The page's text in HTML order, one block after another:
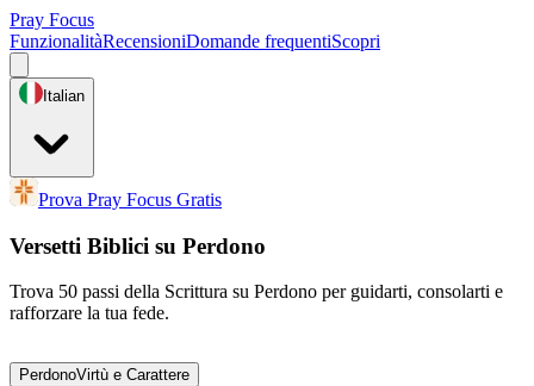
Pray Focus
FunzionalitàRecensioniDomande frequentiScopri
Italian
Prova Pray Focus Gratis
Versetti Biblici su Perdono
Trova 50 passi della Scrittura su Perdono per guidarti, consolarti e
rafforzare la tua fede.
PerdonoVirtù e Carattere